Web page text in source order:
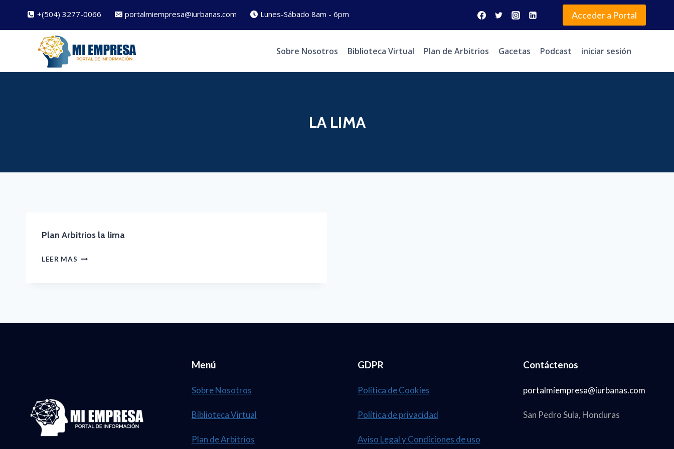
+(504) 3277-0066 portalmiempresa@iurbanas.com Lunes-Sábado 8am - 6pm Acceder a Portal
Sobre Nosotros Biblioteca Virtual Plan de Arbitrios Gacetas Podcast iniciar sesión
LA LIMA
Plan Arbitrios la lima
LEER MAS PLAN
Menú
Sobre Nosotros
Biblioteca Virtual
Plan de Arbitrios
GDPR
Política de Cookies
Política de privacidad
Aviso Legal y Condiciones de uso
Contáctenos
portalmiempresa@iurbanas.com
San Pedro Sula, Honduras